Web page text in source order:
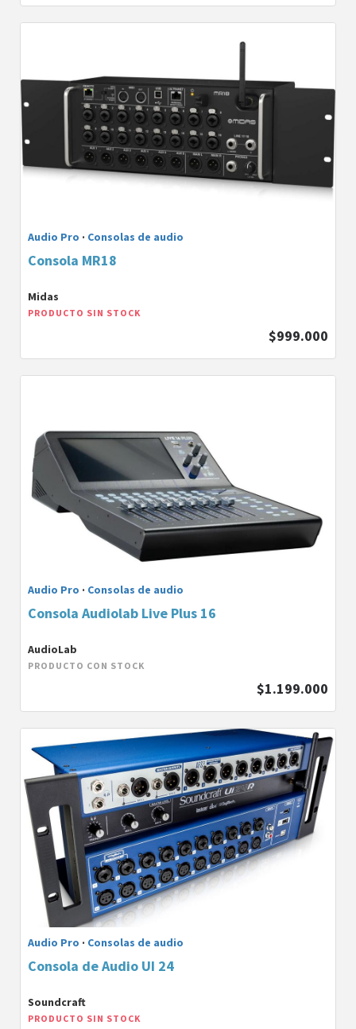
Audio Pro · Consolas de audio
Consola MR18
Midas
PRODUCTO SIN STOCK
$999.000
Audio Pro · Consolas de audio
Consola Audiolab Live Plus 16
AudioLab
PRODUCTO CON STOCK
$1.199.000
Audio Pro · Consolas de audio
Consola de Audio UI 24
Soundcraft
PRODUCTO SIN STOCK